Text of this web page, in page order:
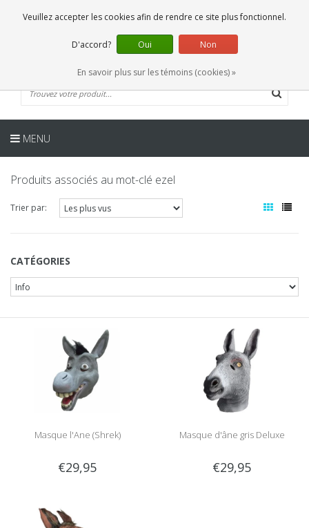
0 Articles
FR
MENU
Produits associés au mot-clé ezel
Trier par:
CATÉGORIES
Masque l'Ane (Shrek)
€29,95
Masque d'âne gris Deluxe
€29,95
Veuillez accepter les cookies afin de rendre ce site plus fonctionnel.
D'accord? Oui Non
En savoir plus sur les témoins (cookies) »